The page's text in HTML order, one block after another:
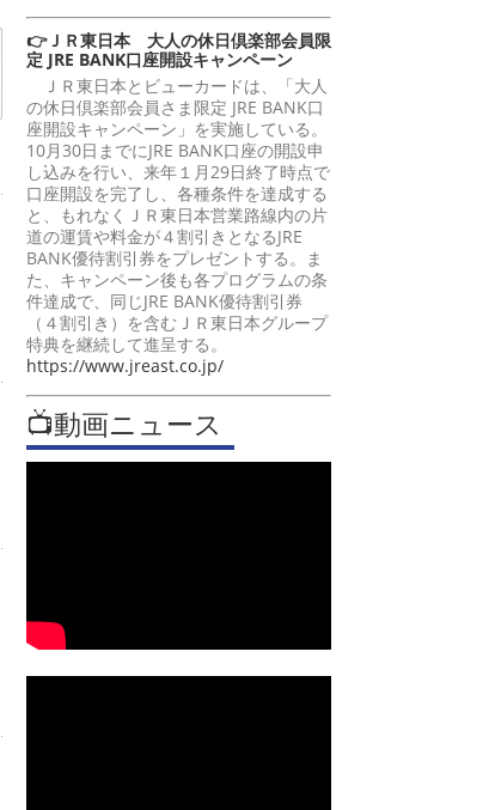
👉ＪＲ東日本 大人の休日倶楽部会員限
定 JRE BANK口座開設キャンペーン
ＪＲ東日本とビューカードは、「大人
の休日倶楽部会員さま限定 JRE BANK口
座開設キャンペーン」を実施している。
10月30日までにJRE BANK口座の開設申
し込みを行い、来年１月29日終了時点で
口座開設を完了し、各種条件を達成する
と、もれなくＪＲ東日本営業路線内の片
道の運賃や料金が４割引きとなるJRE
BANK優待割引券をプレゼントする。ま
た、キャンペーン後も各プログラムの条
件達成で、同じJRE BANK優待割引券
（４割引き）を含むＪＲ東日本グループ
特典を継続して進呈する。
https://www.jreast.co.jp/
📺動画ニュース